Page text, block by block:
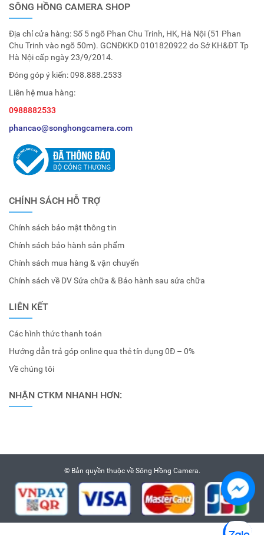
SÔNG HỒNG CAMERA SHOP
Địa chỉ cửa hàng: Số 5 ngõ Phan Chu Trinh, HK, Hà Nội (51 Phan
Chu Trinh vào ngõ 50m). GCNĐKKD 0101820922 do Sở KH&ĐT Tp
Hà Nội cấp ngày 23/9/2014.
Đóng góp ý kiến:098.888.2533
Liên hệ mua hàng:
0988882533
phancao@songhongcamera.com
CHÍNH SÁCH HỖ TRỢ
Chính sách bảo mật thông tin
Chính sách bảo hành sản phẩm
Chính sách mua hàng & vận chuyển
Chính sách về DV Sửa chữa & Bảo hành sau sửa chữa
LIÊN KẾT
Các hình thức thanh toán
Hướng dẫn trả góp online qua thẻ tín dụng 0Đ – 0%
Về chúng tôi
NHẬN CTKM NHANH HƠN:
© Bản quyền thuộc về Sông Hồng Camera.